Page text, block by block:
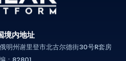
境内地址
明州谢里登市北古尔德街30号R套房